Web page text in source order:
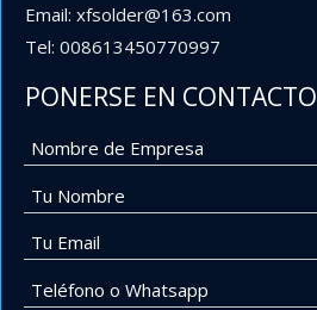
Email: xfsolder@163.com
Tel: 008613450770997
PONERSE EN CONTACTO